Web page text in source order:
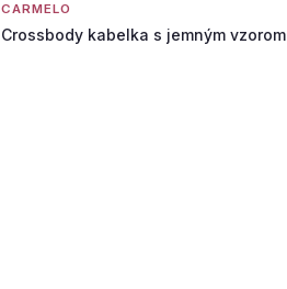
CARMELO
Crossbody kabelka s jemným vzorom